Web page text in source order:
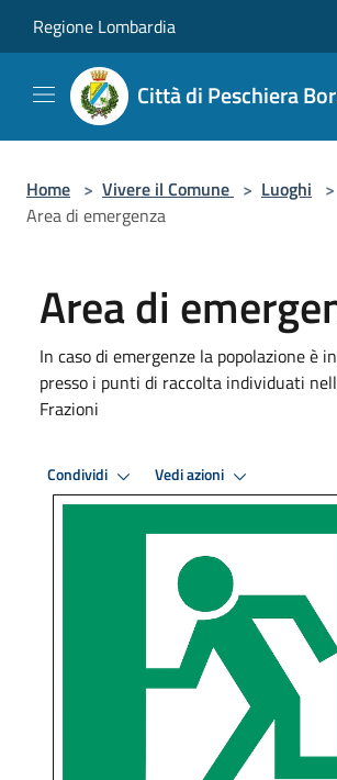
Regione Lombardia
Città di Peschiera
Home > Vivere il Comune > Luoghi >
Area di emergenza
Area di
In caso di emergenze la popolazione è
presso i punti di raccolta individuati
Frazioni
Condividi Vedi azioni